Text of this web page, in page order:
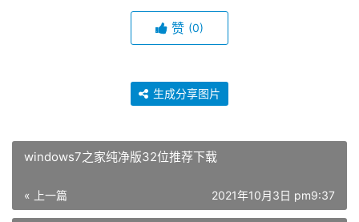
赞 (0)
生成分享图片
windows7之家纯净版32位推荐下载
« 上一篇 2021年10月3日 pm9:37